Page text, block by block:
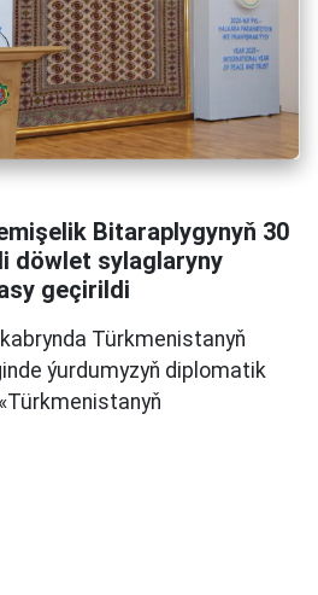
Bitaraplygynyň 30
döwlet sylaglaryny
geçirildi
Türkmenistanyň
ýurdumyzyň diplomatik